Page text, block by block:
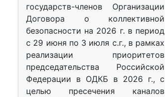
государств-членов Организации
Договора о коллективной
безопасности на 2026 г. в период
с 29 июня по 3 июля с.г., в рамках
реализации приоритетов
председательства Российской
Федерации в ОДКБ в 2026 г., с
целью пресечения каналов